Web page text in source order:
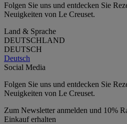
Folgen Sie uns und entdecken Sie
Neuigkeiten von Le Creuset.
Land & Sprache
DEUTSCHLAND
DEUTSCH
Deutsch
Social Media
Folgen Sie uns und entdecken Sie
Neuigkeiten von Le Creuset.
Zum Newsletter anmelden und 10%
Einkauf erhalten